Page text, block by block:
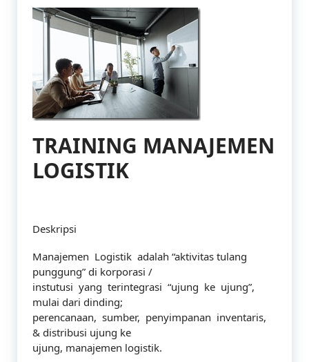
TRAINING MANAJEMEN
LOGISTIK
Deskripsi
Manajemen Logistik adalah “aktivitas tulang
punggung” di korporasi /
instutusi yang terintegrasi “ujung ke ujung”,
mulai dari dinding;
perencanaan, sumber, penyimpanan inventaris,
& distribusi ujung ke
ujung, manajemen logistik.